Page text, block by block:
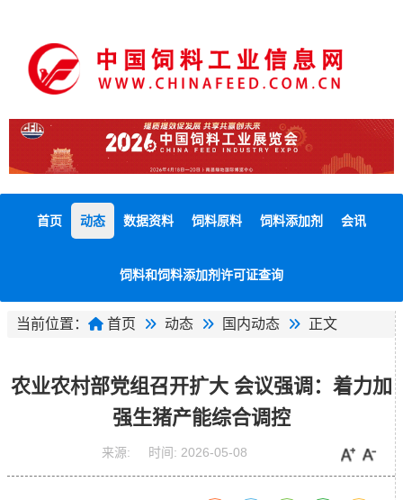
首页 动态 数据资料 饲料原料 饲料添加剂 会讯
饲料和饲料添加剂许可证查询
当前位置： 首页 动态 国内动态 正文
农业农村部党组召开扩大 会议强调：着力加
强生猪产能综合调控
来源: 时间: 2026-05-08